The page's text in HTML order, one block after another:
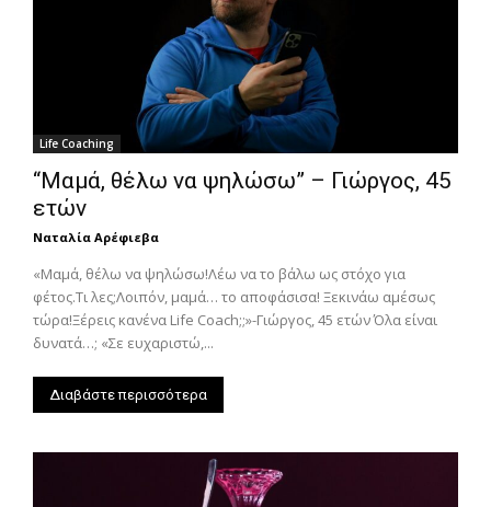
Life Coaching
“Μαμά, θέλω να ψηλώσω” – Γιώργος, 45
ετών
Ναταλία Αρέφιεβα
«Μαμά, θέλω να ψηλώσω!Λέω να το βάλω ως στόχο για
φέτος.Τι λες;Λοιπόν, μαμά… το αποφάσισα! Ξεκινάω αμέσως
τώρα!Ξέρεις κανένα Life Coach;;»-Γιώργος, 45 ετών Όλα είναι
δυνατά…; «Σε ευχαριστώ,...
Διαβάστε περισσότερα